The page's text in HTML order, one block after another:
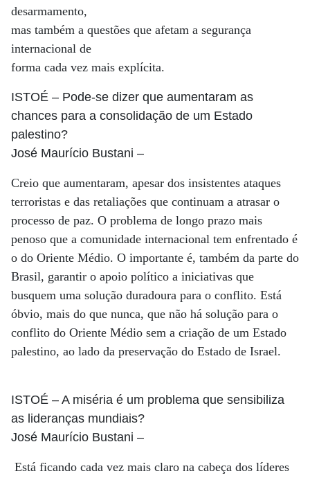
desarmamento,
mas também a questões que afetam a segurança
internacional de
forma cada vez mais explícita.
ISTOÉ – Pode-se dizer que aumentaram as
chances para a consolidação de um Estado
palestino?
José Maurício Bustani –
Creio que aumentaram, apesar dos insistentes ataques
terroristas e das retaliações que continuam a atrasar o
processo de paz. O problema de longo prazo mais
penoso que a comunidade internacional tem enfrentado é
o do Oriente Médio. O importante é, também da parte do
Brasil, garantir o apoio político a iniciativas que
busquem uma solução duradoura para o conflito. Está
óbvio, mais do que nunca, que não há solução para o
conflito do Oriente Médio sem a criação de um Estado
palestino, ao lado da preservação do Estado de Israel.
ISTOÉ – A miséria é um problema que sensibiliza
as lideranças mundiais?
José Maurício Bustani –
Está ficando cada vez mais claro na cabeça dos líderes